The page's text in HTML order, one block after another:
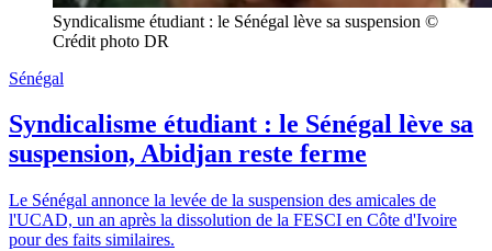
Syndicalisme étudiant : le Sénégal lève sa suspension ©
Crédit photo DR
Sénégal
Syndicalisme étudiant : le Sénégal lève sa
suspension, Abidjan reste ferme
Le Sénégal annonce la levée de la suspension des amicales de
l'UCAD, un an après la dissolution de la FESCI en Côte d'Ivoire
pour des faits similaires.